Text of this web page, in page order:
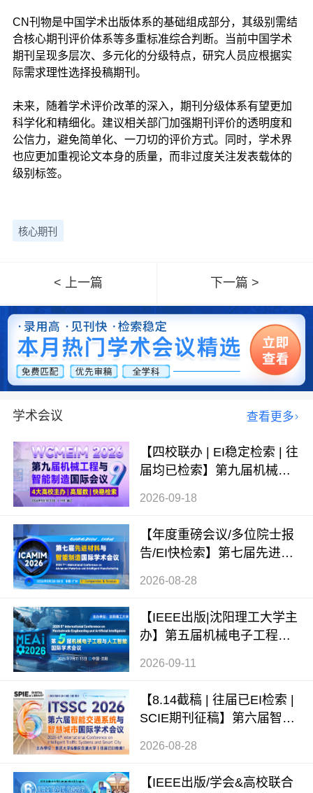
CN刊物是中国学术出版体系的基础组成部分，其级别需结
合核心期刊评价体系等多重标准综合判断。当前中国学术
期刊呈现多层次、多元化的分级特点，研究人员应根据实
际需求理性选择投稿期刊。
未来，随着学术评价改革的深入，期刊分级体系有望更加
科学化和精细化。建议相关部门加强期刊评价的透明度和
公信力，避免简单化、一刀切的评价方式。同时，学术界
也应更加重视论文本身的质量，而非过度关注发表载体的
级别标签。
核心期刊
< 上一篇 下一篇 >
学术会议 查看更多
【四校联办 | EI稳定检索 | 往
届均已检索】第九届机械工
2026-09-18
【年度重磅会议/多位院士报
告/EI快检索】第七届先进材
2026-08-28
【IEEE出版|沈阳理工大学主
办】第五届机械电子工程与
2026-09-11
【8.14截稿 | 往届已EI检索 |
SCIE期刊征稿】第六届智能
2026-08-28
【IEEE出版/学会&高校联合